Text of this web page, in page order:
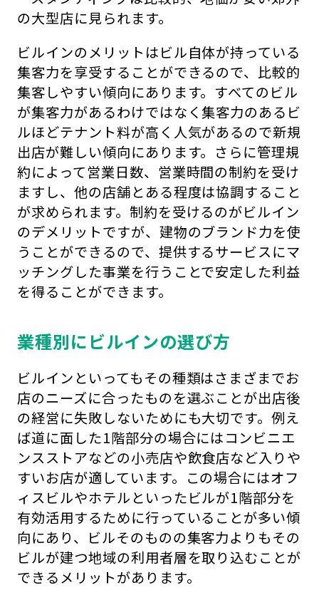
の大型店に見られます。
ビルインのメリットはビル自体が持っている
集客力を享受することができるので、比較的
集客しやすい傾向にあります。すべてのビル
が集客力があるわけではなく集客力のあるビ
ルほどテナント料が高く人気があるので新規
出店が難しい傾向にあります。さらに管理規
約によって営業日数、営業時間の制約を受け
ますし、他の店舗とある程度は協調すること
が求められます。制約を受けるのがビルイン
のデメリットですが、建物のブランド力を使
うことができるので、提供するサービスにマ
ッチングした事業を行うことで安定した利益
を得ることができます。
業種別にビルインの選び方
ビルインといってもその種類はさまざまでお
店のニーズに合ったものを選ぶことが出店後
の経営に失敗しないためにも大切です。例え
ば道に面した1階部分の場合にはコンビニエ
ンスストアなどの小売店や飲食店など入りや
すいお店が適しています。この場合にはオフ
ィスビルやホテルといったビルが1階部分を
有効活用するために行っていることが多い傾
向にあり、ビルそのものの集客力よりもその
ビルが建つ地域の利用者層を取り込むことが
できるメリットがあります。